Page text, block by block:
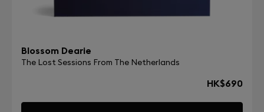
Blossom Dearie
The Lost Sessions From The Netherlands
HK$690